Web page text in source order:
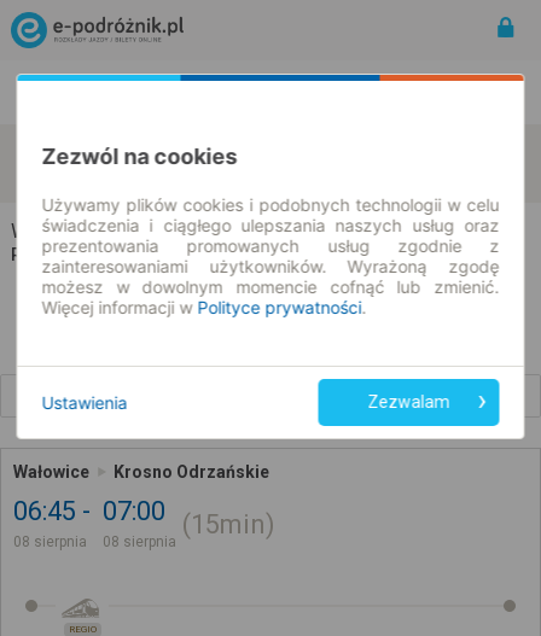
Wałowice Krosno Odrzańskie
Wałowice → Krosno Odrzańskie
Rozkład jazdy i bilety
Wałowice Krosno Odrzańskie
06:45
08 sierpnia
07:00
08 sierpnia
15min
REGIO
Zezwól na cookies
Używamy plików cookies i podobnych technologii w celu
świadczenia i ciągłego ulepszania naszych usług oraz
prezentowania promowanych usług zgodnie z
zainteresowaniami użytkowników. Wyrażoną zgodę
możesz w dowolnym momencie cofnąć lub zmienić.
Więcej informacji w Polityce prywatności.
Ustawienia Zezwalam